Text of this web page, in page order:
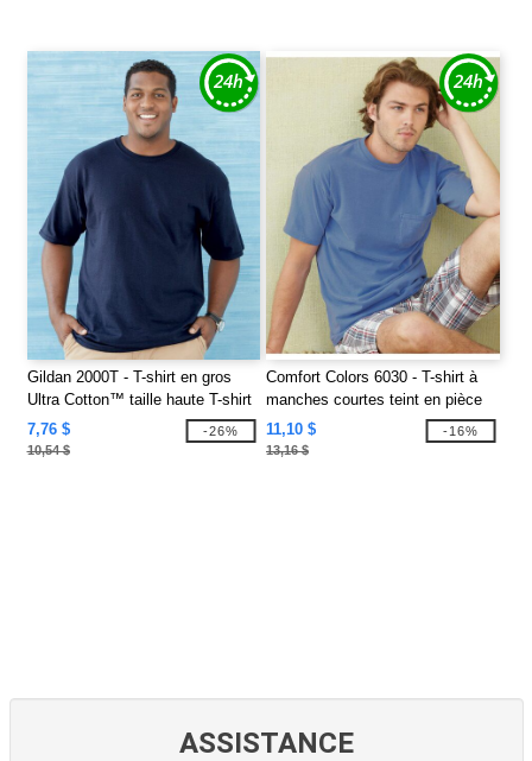
Gildan 2000T - T-shirt en gros
Ultra Cotton™ taille haute T-shirt
7,76 $
10,54 $
-26%
Comfort Colors 6030 - T-shirt à
manches courtes teint en pièce
avec une poche
11,10 $
13,16 $
-16%
ASSISTANCE